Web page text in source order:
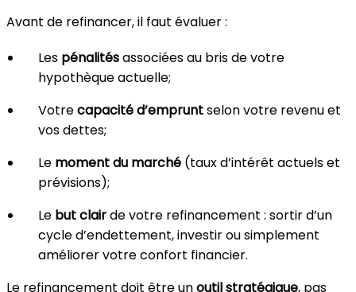
Avant de refinancer, il faut évaluer :
Les pénalitésassociées au bris de votre
hypothèque actuelle;
Votrecapacité d’empruntselon votre revenu et
vos dettes;
Le moment du marché (taux d’intérêt actuels et
prévisions);
Le but clairde votre refinancement : sortir d’un
cycle d’endettement, investir ou simplement
améliorer votre confort financier.
Le refinancement doit être unoutil stratégique, pas